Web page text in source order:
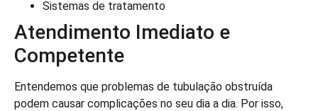
Sistemas de tratamento
Atendimento Imediato e
Competente
Entendemos que problemas de tubulação obstruída
podem causar complicações no seu dia a dia. Por isso,